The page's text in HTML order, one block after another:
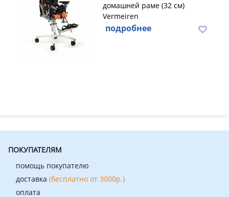
домашней раме (32 см)
Vermeiren
подробнее
ПОКУПАТЕЛЯМ
помощь покупателю
доставка (бесплатно от 3000р.)
оплата